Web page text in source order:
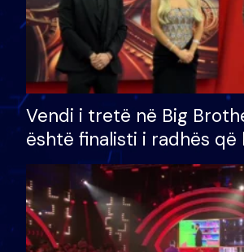
Vendi i tretë në Big
është finalisti i radhës që